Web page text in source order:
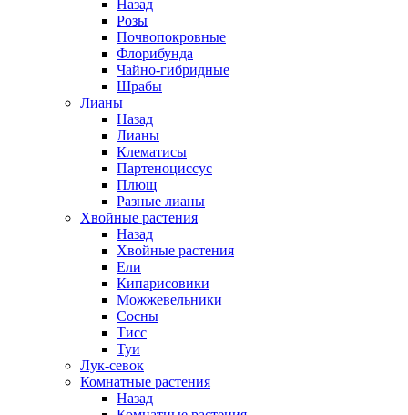
Назад
Розы
Почвопокровные
Флорибунда
Чайно-гибридные
Шрабы
Лианы
Назад
Лианы
Клематисы
Партеноциссус
Плющ
Разные лианы
Хвойные растения
Назад
Хвойные растения
Ели
Кипарисовики
Можжевельники
Сосны
Тисс
Туи
Лук-севок
Комнатные растения
Назад